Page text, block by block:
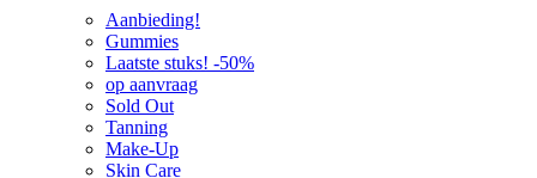
Aanbieding!
Gummies
Laatste stuks! -50%
op aanvraag
Sold Out
Tanning
Make-Up
Skin Care